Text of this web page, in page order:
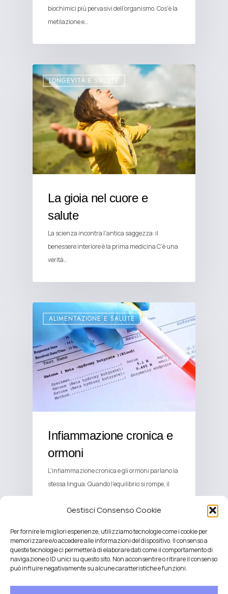
Gestisci Consenso Cookie
Per fornire le migliori esperienze, utilizziamo tecnologie come i cookie per
memorizzare e/o accedere alle informazioni del dispositivo. Il consenso a
queste tecnologie ci permetterà di elaborare dati come il comportamento di
navigazione o ID unici su questo sito. Non acconsentire o ritirare il consenso
può influire negativamente su alcune caratteristiche e funzioni.
biochimici più pervasivi dell'organismo. Cos'è la
metilazione e…
LONGEVITÀ E SALUTE
La gioia nel cuore e
salute
La scienza incontra l'antica saggezza: il
benessere interiore è la prima medicina C'è una
verità…
ALIMENTAZIONE E SALUTE
Infiammazione cronica e
ormoni
L'infiammazione cronica e gli ormoni parlano la
stessa lingua. Quando l'equilibrio si rompe, il